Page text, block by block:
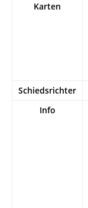
Karten
Schiedsrichter
Info